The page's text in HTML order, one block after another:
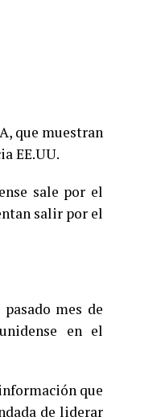
que muestran
EE.UU.
sale por el
salir por el
mes de
en el
que
de liderar